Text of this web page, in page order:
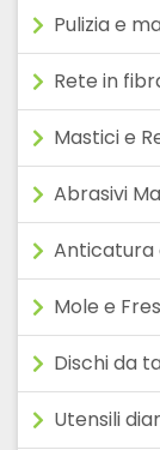
Pulizia e
Rete in
Mastici e
Abrasivi
Anticatura
Mole e
Dischi da
Utensili